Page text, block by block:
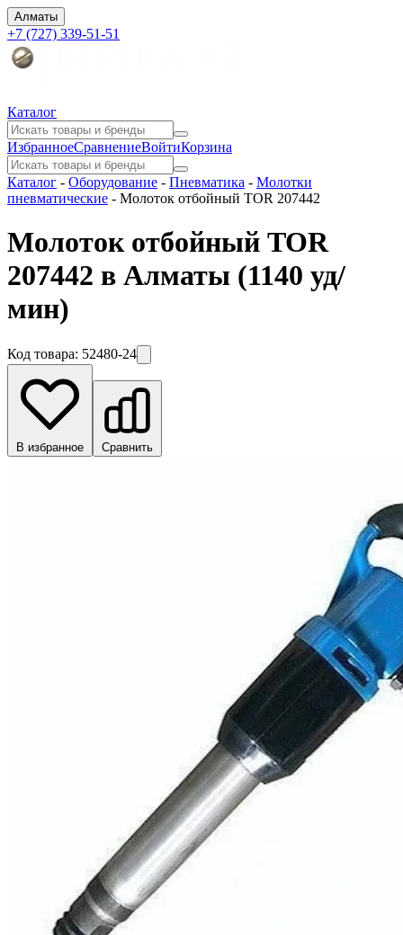
Алматы
+7 (727) 339-51-51
Каталог
ИзбранноеСравнениеВойтиКорзина
Каталог - Оборудование - Пневматика - Молотки
пневматические - Молоток отбойный TOR 207442
Молоток отбойный TOR
207442 в Алматы (1140 уд/
мин)
Код товара: 52480-24
В избранное Сравнить